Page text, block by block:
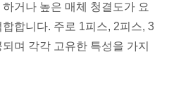
거나 높은 매체 청결도가 요
합니다. 주로 1피스, 2피스, 3
며 각각 고유한 특성을 가지